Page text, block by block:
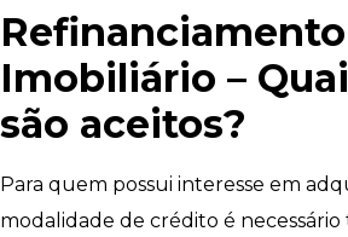
Refinanciamento
Imobiliário –
são aceitos?
Para quem possui interesse em
modalidade de crédito é necessário